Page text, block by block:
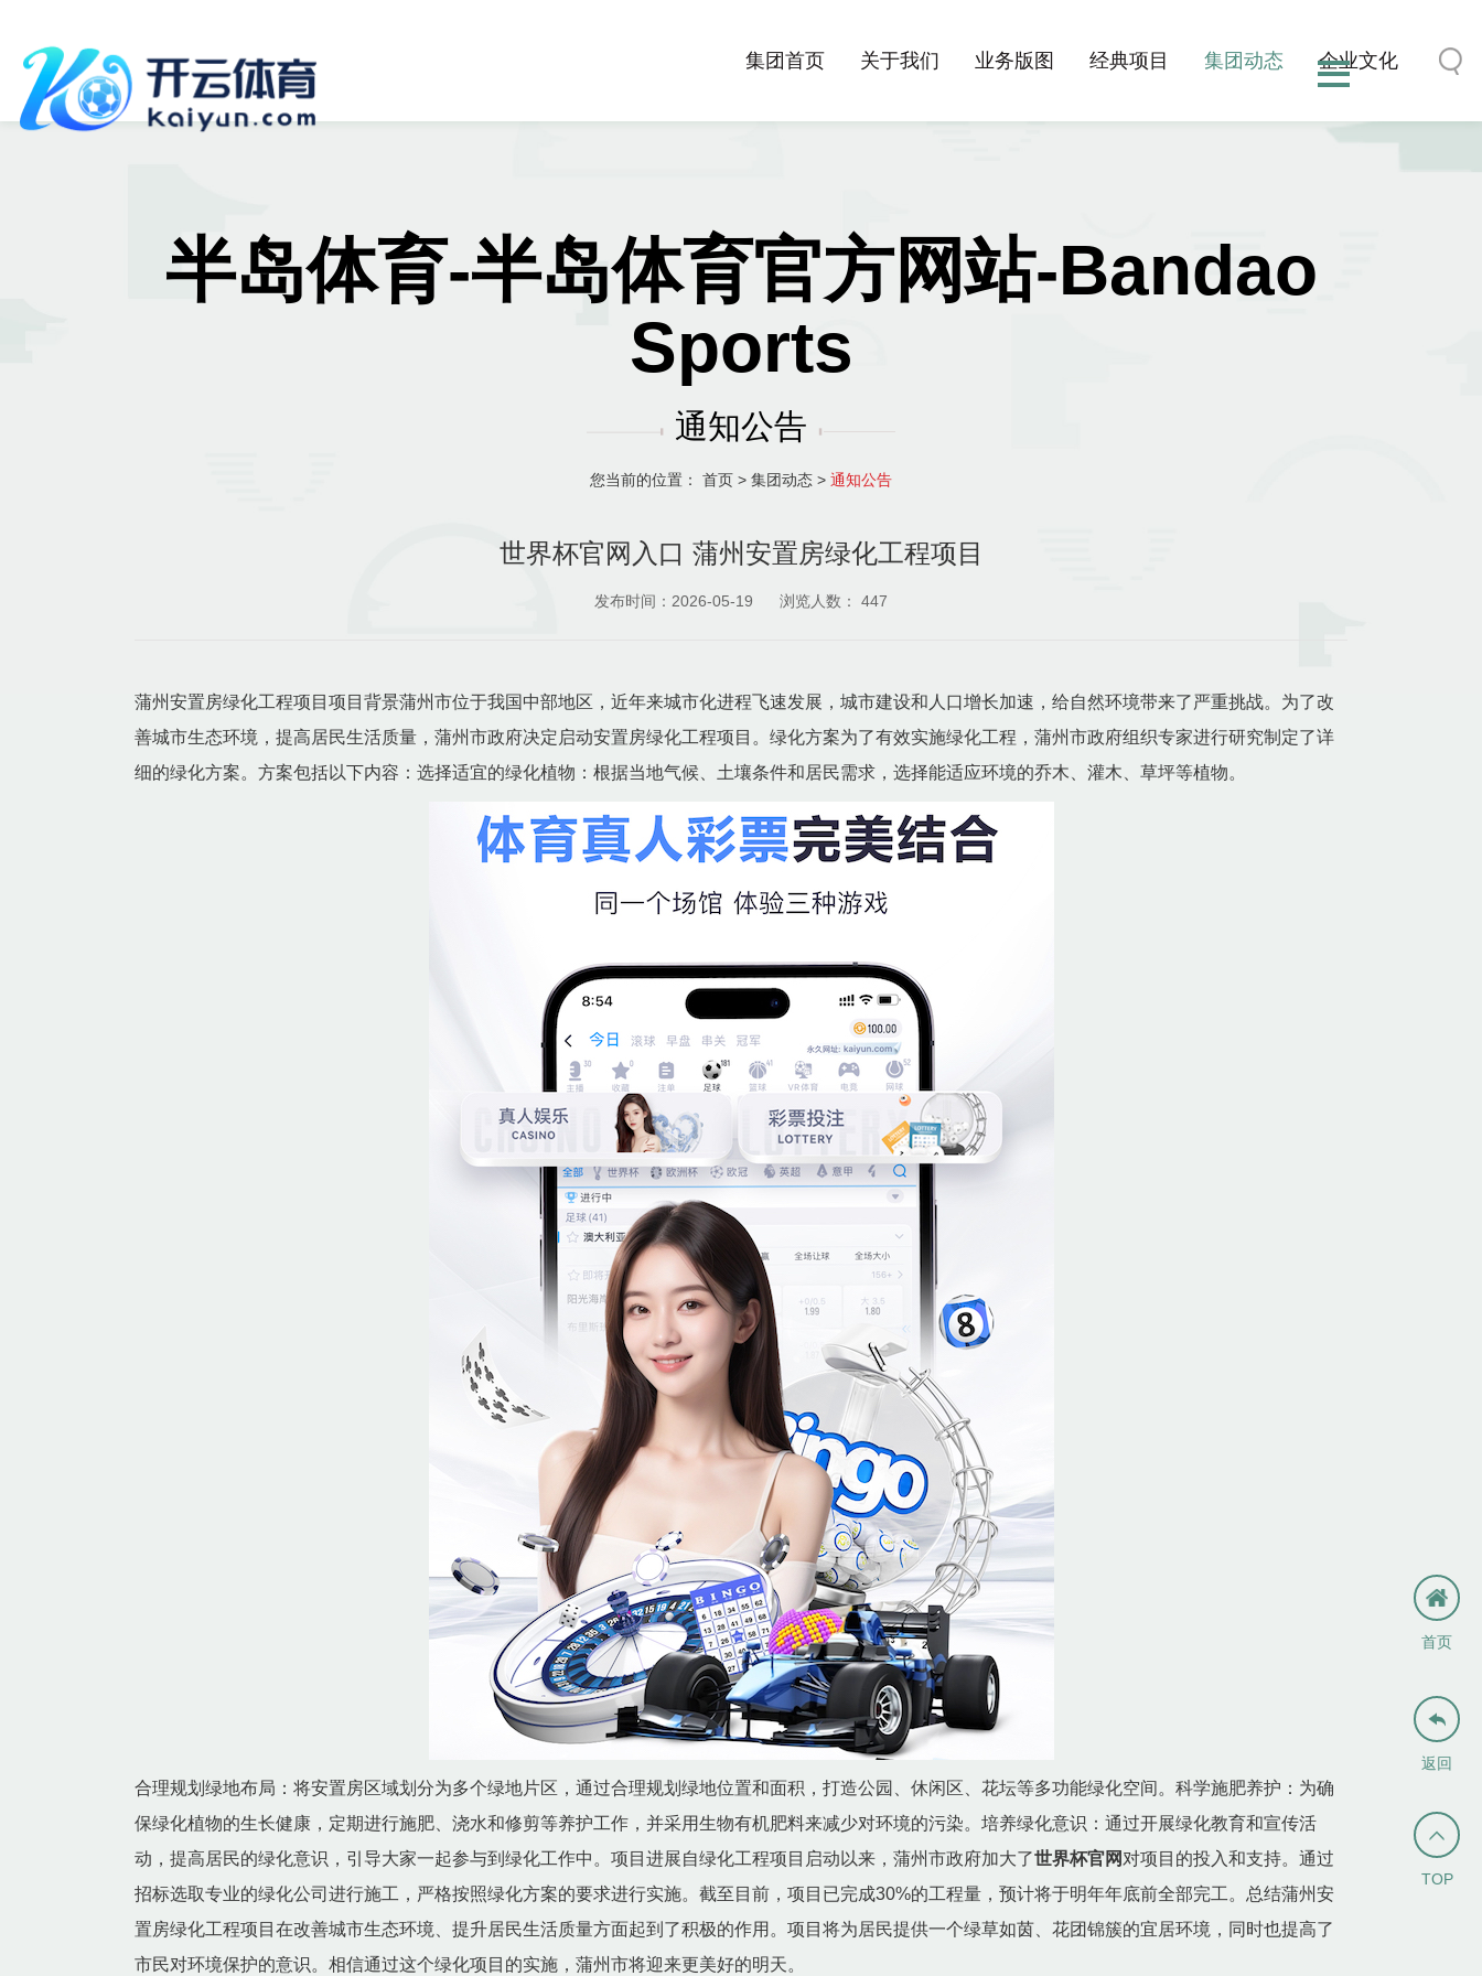
集团首页 关于我们 业务版图 经典项目 集团动态 企业文化
半岛体育-半岛体育官方网站-Bandao
Sports
通知公告
您当前的位置： 首页 > 集团动态 > 通知公告
世界杯官网入口 蒲州安置房绿化工程项目
发布时间：2026-05-19 浏览人数： 447
蒲州安置房绿化工程项目项目背景蒲州市位于我国中部地区，近年来城市化进程飞速发展，城市建设和人口增长加速，给自然环境带来了严重挑战。为了改
善城市生态环境，提高居民生活质量，蒲州市政府决定启动安置房绿化工程项目。绿化方案为了有效实施绿化工程，蒲州市政府组织专家进行研究制定了详
细的绿化方案。方案包括以下内容：选择适宜的绿化植物：根据当地气候、土壤条件和居民需求，选择能适应环境的乔木、灌木、草坪等植物。
合理规划绿地布局：将安置房区域划分为多个绿地片区，通过合理规划绿地位置和面积，打造公园、休闲区、花坛等多功能绿化空间。科学施肥养护：为确
保绿化植物的生长健康，定期进行施肥、浇水和修剪等养护工作，并采用生物有机肥料来减少对环境的污染。培养绿化意识：通过开展绿化教育和宣传活
动，提高居民的绿化意识，引导大家一起参与到绿化工作中。项目进展自绿化工程项目启动以来，蒲州市政府加大了世界杯官网 对项目的投入和支持。通过
招标选取专业的绿化公司进行施工，严格按照绿化方案的要求进行实施。截至目前，项目已完成30%的工程量，预计将于明年年底前全部完工。总结蒲州安
置房绿化工程项目在改善城市生态环境、提升居民生活质量方面起到了积极的作用。项目将为居民提供一个绿草如茵、花团锦簇的宜居环境，同时也提高了
市民对环境保护的意识。相信通过这个绿化项目的实施，蒲州市将迎来更美好的明天。
首页

TOP

返回